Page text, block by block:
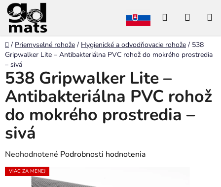
Prejsť
na
obsah
Hľadať
Domov
/ Priemyselné rohože / Hygienické a odvodňovacie rohože / 538
Gripwalker Lite – Antibakteriálna PVC rohož do mokrého prostredia
– sivá
538 Gripwalker Lite –
Antibakteriálna PVC rohož
do mokrého prostredia –
sivá
Priemerné
hodnotenie
produktu
Neohodnotené Podrobnosti hodnotenia
VIAC ZA MENEJ